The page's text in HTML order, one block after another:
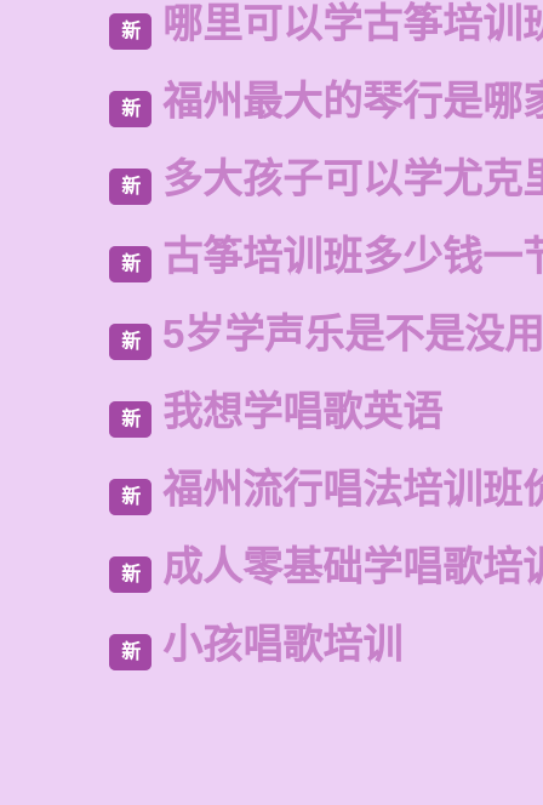
新 哪里可以学古筝培训
新 福州最大的琴行是哪
新 多大孩子可以学尤克
新 古筝培训班多少钱一
新 5岁学声乐是不是没用
新 我想学唱歌英语
新 福州流行唱法培训班
新 成人零基础学唱歌培
新 小孩唱歌培训